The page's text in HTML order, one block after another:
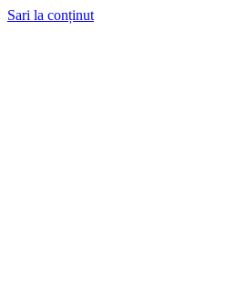
Sari la conținut